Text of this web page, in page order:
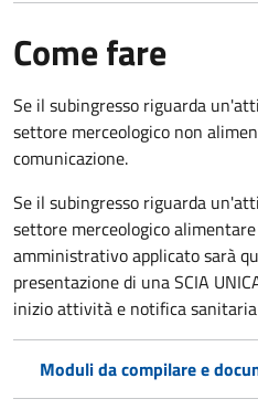
Come fare
Se il subingresso riguarda
settore merceologico non
comunicazione.
Se il subingresso riguarda
settore merceologico
amministrativo applicato sarà
presentazione di una SCIA
inizio attività e notifica
Moduli da compilare e